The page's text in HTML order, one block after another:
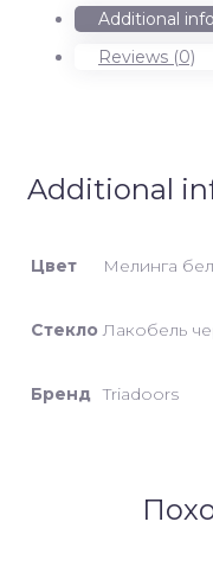
quantityAdditional
Reviews (0)
Additional
Цвет Мелинга
Стекло Лакобель
Бренд Triadoors